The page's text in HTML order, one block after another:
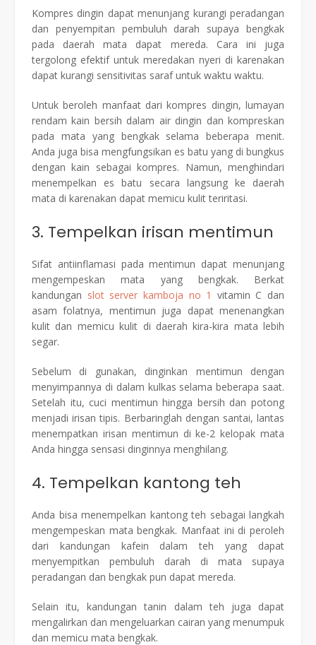
Kompres dingin dapat menunjang kurangi peradangan
dan penyempitan pembuluh darah supaya bengkak
pada daerah mata dapat mereda. Cara ini juga
tergolong efektif untuk meredakan nyeri di karenakan
dapat kurangi sensitivitas saraf untuk waktu waktu.
Untuk beroleh manfaat dari kompres dingin, lumayan
rendam kain bersih dalam air dingin dan kompreskan
pada mata yang bengkak selama beberapa menit.
Anda juga bisa mengfungsikan es batu yang di bungkus
dengan kain sebagai kompres. Namun, menghindari
menempelkan es batu secara langsung ke daerah
mata di karenakan dapat memicu kulit teriritasi.
3. Tempelkan irisan mentimun
Sifat antiinflamasi pada mentimun dapat menunjang
mengempeskan mata yang bengkak. Berkat
kandungan slot server kamboja no 1 vitamin C dan
asam folatnya, mentimun juga dapat menenangkan
kulit dan memicu kulit di daerah kira-kira mata lebih
segar.
Sebelum di gunakan, dinginkan mentimun dengan
menyimpannya di dalam kulkas selama beberapa saat.
Setelah itu, cuci mentimun hingga bersih dan potong
menjadi irisan tipis. Berbaringlah dengan santai, lantas
menempatkan irisan mentimun di ke-2 kelopak mata
Anda hingga sensasi dinginnya menghilang.
4. Tempelkan kantong teh
Anda bisa menempelkan kantong teh sebagai langkah
mengempeskan mata bengkak. Manfaat ini di peroleh
dari kandungan kafein dalam teh yang dapat
menyempitkan pembuluh darah di mata supaya
peradangan dan bengkak pun dapat mereda.
Selain itu, kandungan tanin dalam teh juga dapat
mengalirkan dan mengeluarkan cairan yang menumpuk
dan memicu mata bengkak.